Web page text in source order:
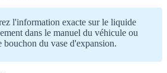
l'information exacte sur le liquide
dans le manuel du véhicule ou
bouchon du vase d'expansion.